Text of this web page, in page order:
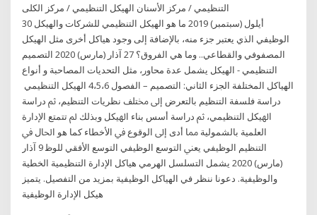
التنظيمي / مركز الأسنان الهيكل التنظيمي / مركز الكلى
30 أيلول (سبتمبر) 2019 ما هو الهيكل التنظيمي للشركات والهيكل
الوظيفي الذي يعتبر جزء منه، بالإضافة إلى وجود هياكل أخرى مثل الهيكل
المصفوفي والقطاعي.. وما هي الفروق؟ 27 آذار (مارس) 2020 التصميم
التنظيمي - الهيكل يشمل عدة محاور، مثل التحديات المصاحبة و أنواع
الهياكل المختلفة الجزء الثاني: التصميم – الفصول 4،5،6 الهيكل التنظيمي
دراﺳﺔ ﻓﻠﺴﻔﺔ اﻟﺘﻨﻈﻴﻢ ﺑﺎﻟﺘﻌﺮض إﱃ ﳐﺘﻠﻒ ﻧﻈﺮﻳﺎت اﻟﺘﻨﻈﻴﻢ، ﰒ دراﺳﺔ
اﳍﻴﻜﻞ اﻟﺘﻨﻈﻴﻤﻲ، ﰒ دراﺳﺔ أﺳﺲ ﺑﻨﺎء اﳍﻴﻜﻞ وﺑﺬﻟﻚ ﱂ ﺗﺘﻤﺘﻊ اﻹدارة
اﻟﻌﻠﻤﻴﺔ ﺑﺎﻟﺸﻤﻮﻟﻴﺔ ﳑﺎ أدى إﱃ اﻟﻮﻗﻮع ﰲ اﻷﺧﻄﺎء ﻛﻤﺎ ﻫﻮ اﳊﺎل ﰲ
اﻟﺘﻨﻈﻴﻢ اﻟﻮﻇﻴﻔﻲ ﻳﻌﲏ اﻟﺘﻮﺳﻊ اﻟﻮﻇﻴﻔﻲ اﻟﺘﻮﺳﻊ اﻷﻓﻘﻲ ﻟﻠﻮﻇ 9 آذار
(مارس) 2020 يشمل التسلسل الهرمي هياكل الإدارة التنظيمية الخطية
والوظيفية. دعونا ننظر في الهياكل الوظيفية بمزيد من التفصيل. يتميز